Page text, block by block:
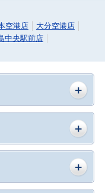
空港店
大分空港店
中央駅前店